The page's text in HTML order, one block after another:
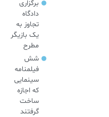
برگزاری
دادگاه
تجاوز به
یک بازیگر
مطرح
شش
فیلمنامه
سینمایی
که اجازه
ساخت
گرفتند